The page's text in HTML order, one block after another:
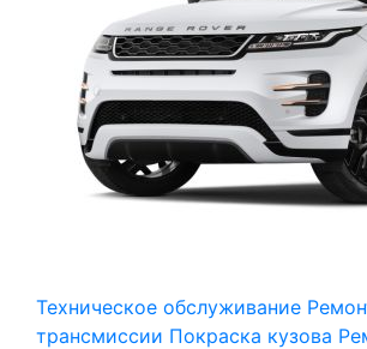
Техническое обслуживание
трансмиссии Покраска кузова